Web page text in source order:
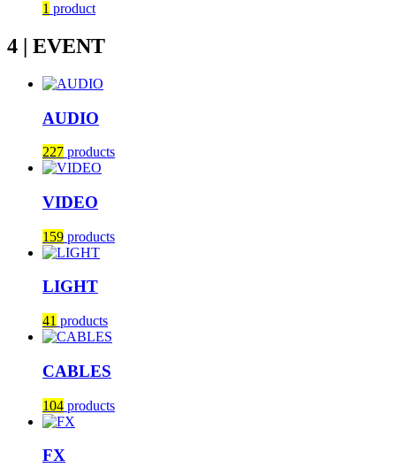
1 product
4 | EVENT
AUDIO
227 products
VIDEO
159 products
LIGHT
41 products
CABLES
104 products
FX